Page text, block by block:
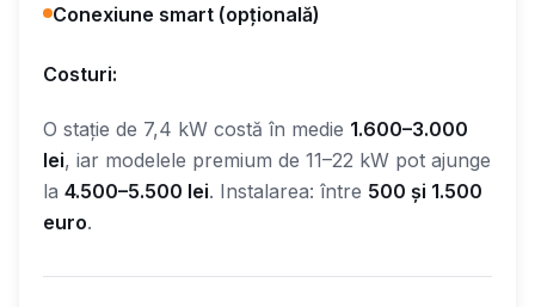
Conexiune smart (opțională)
Costuri:
O stație de 7,4 kW costă în medie 1.600–3.000
lei, iar modelele premium de 11–22 kW pot ajunge
la 4.500–5.500 lei. Instalarea: între 500 și 1.500
euro.